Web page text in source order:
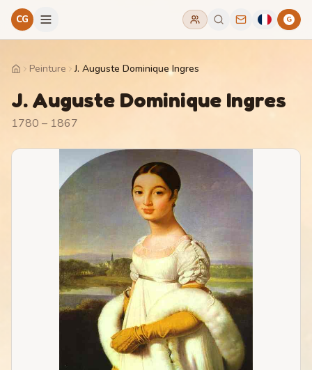
CG G
HomePeinture J. Auguste Dominique Ingres
J. Auguste Dominique Ingres
1780 – 1867